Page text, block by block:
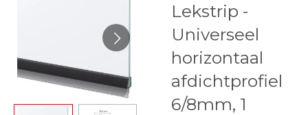
Lekstrip -
Universeel
horizontaal
afdichtprofiel
6/8mm, 1